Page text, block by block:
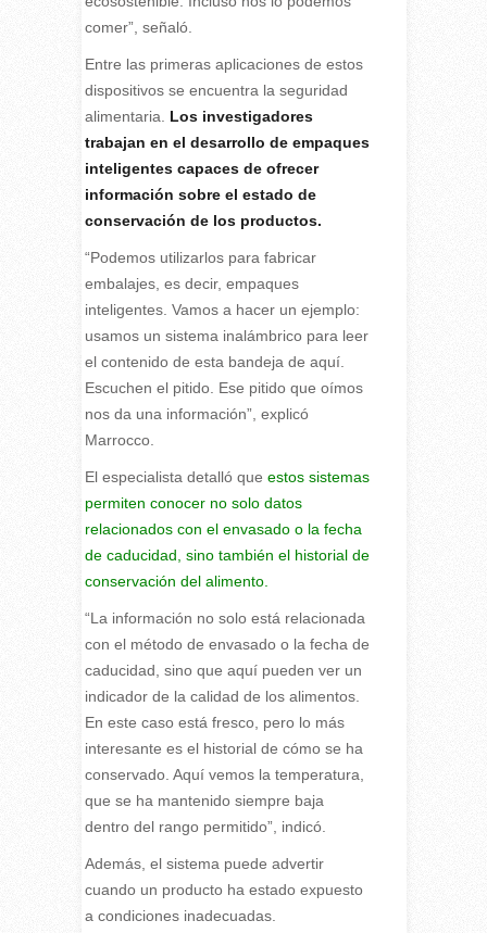
comer”, señaló.
Entre las primeras aplicaciones de estos
dispositivos se encuentra la seguridad
alimentaria. Los investigadores
trabajan en el desarrollo de empaques
inteligentes capaces de ofrecer
información sobre el estado de
conservación de los productos.
“Podemos utilizarlos para fabricar
embalajes, es decir, empaques
inteligentes. Vamos a hacer un ejemplo:
usamos un sistema inalámbrico para leer
el contenido de esta bandeja de aquí.
Escuchen el pitido. Ese pitido que oímos
nos da una información”, explicó
Marrocco.
El especialista detalló que estos sistemas
permiten conocer no solo datos
relacionados con el envasado o la fecha
de caducidad, sino también el historial de
conservación del alimento.
“La información no solo está relacionada
con el método de envasado o la fecha de
caducidad, sino que aquí pueden ver un
indicador de la calidad de los alimentos.
En este caso está fresco, pero lo más
interesante es el historial de cómo se ha
conservado. Aquí vemos la temperatura,
que se ha mantenido siempre baja
dentro del rango permitido”, indicó.
Además, el sistema puede advertir
cuando un producto ha estado expuesto
a condiciones inadecuadas.